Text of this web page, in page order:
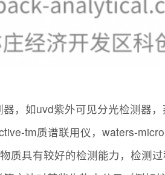
，如uvd紫外可见分光检测器
tm质谱联用仪，waters-
质具有较好的检测能力，检测过